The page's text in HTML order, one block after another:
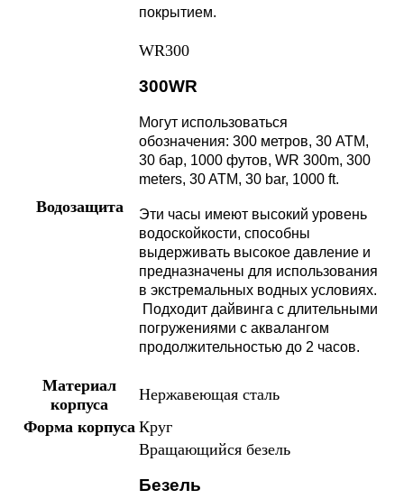
покрытием.
Водозащита
WR300
300WR
Могут использоваться
обозначения: 300 метров, 30 АТМ,
30 бар, 1000 футов, WR 300m, 300
meters, 30 ATM, 30 bar, 1000 ft.
Эти часы имеют высокий уровень
водоскойкости, способны
выдерживать высокое давление и
предназначены для использования
в экстремальных водных условиях.
Подходит дайвинга с длительными
погружениями с аквалангом
продолжительностью до 2 часов.
Материал
корпуса
Нержавеющая сталь
Форма корпуса Круг
Вращающийся безель
Безель